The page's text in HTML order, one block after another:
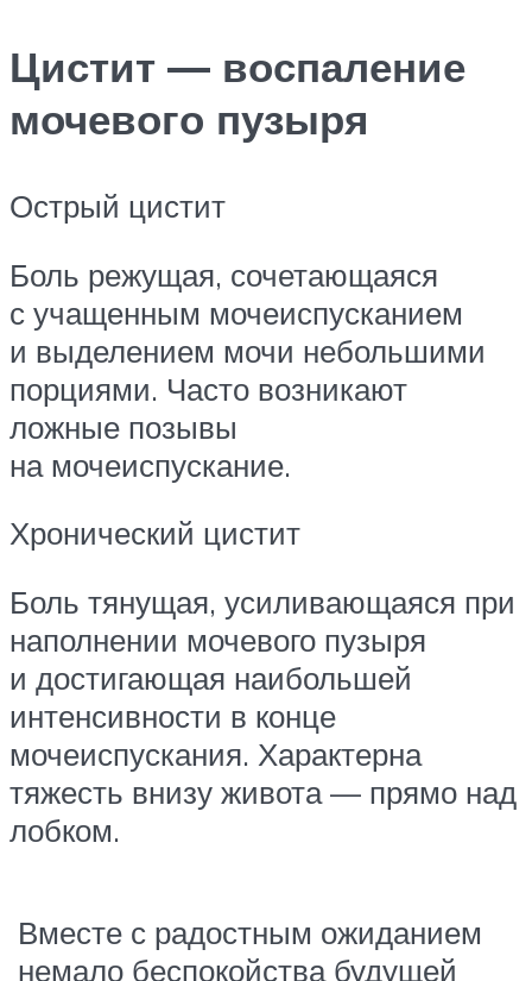
Цистит — воспаление
мочевого пузыря
Острый цистит
Боль режущая, сочетающаяся
с учащенным мочеиспусканием
и выделением мочи небольшими
порциями. Часто возникают
ложные позывы
на мочеиспускание.
Хронический цистит
Боль тянущая, усиливающаяся при
наполнении мочевого пузыря
и достигающая наибольшей
интенсивности в конце
мочеиспускания. Характерна
тяжесть внизу живота — прямо над
лобком.
Вместе с радостным ожиданием
немало беспокойства будущей